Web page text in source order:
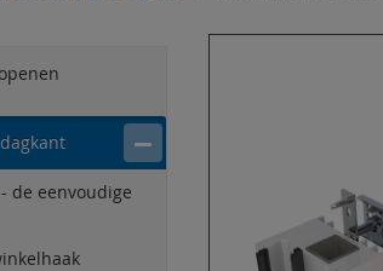
de eenvoudige